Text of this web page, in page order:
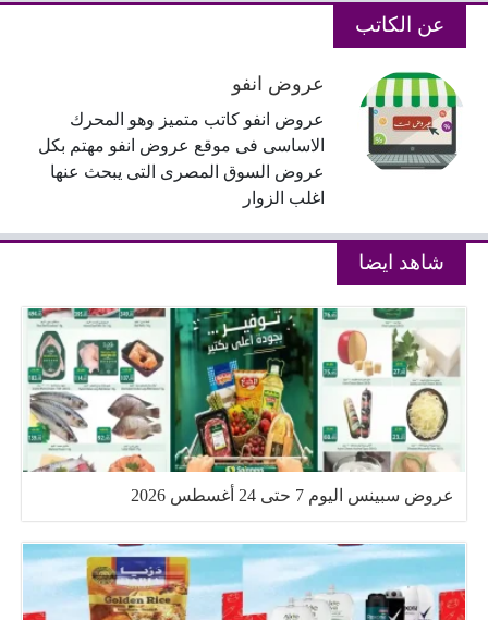
عن الكاتب
عروض انفو
عروض انفو كاتب متميز وهو المحرك
الاساسى فى موقع عروض انفو مهتم بكل
عروض السوق المصرى التى يبحث عنها
اغلب الزوار
شاهد ايضا
عروض سبينس اليوم 7 حتى 24 أغسطس 2026